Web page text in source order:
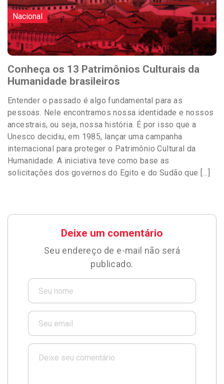
Nacional
Conheça os 13 Patrimônios Culturais da
Humanidade brasileiros
Entender o passado é algo fundamental para as
pessoas. Nele encontramos nossa identidade e nossos
ancestrais, ou seja, nossa história. É por isso que a
Unesco decidiu, em 1985, lançar uma campanha
internacional para proteger o Patrimônio Cultural da
Humanidade. A iniciativa teve como base as
solicitações dos governos do Egito e do Sudão que […]
Deixe um comentário
Seu endereço de e-mail não será
publicado.